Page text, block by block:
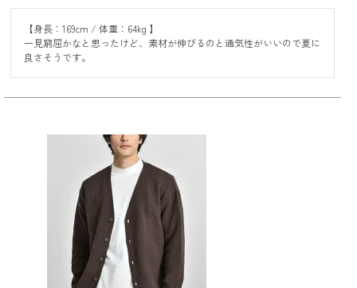
【身長：169cm / 体重：64kg 】
一見窮屈かなと思ったけど、素材が伸びるのと通気性がいいので夏に
良さそうです。